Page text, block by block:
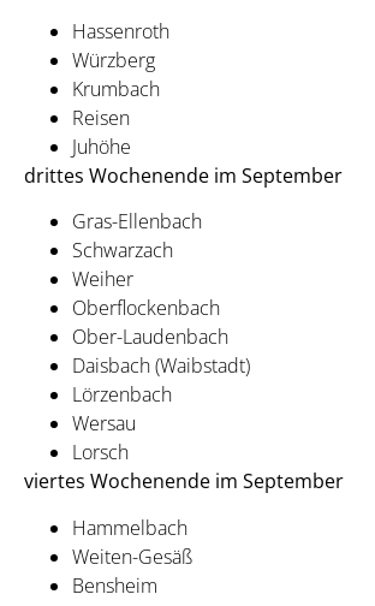
Hassenroth
Würzberg
Krumbach
Reisen
Juhöhe
drittes Wochenende im September
Gras-Ellenbach
Schwarzach
Weiher
Oberflockenbach
Ober-Laudenbach
Daisbach (Waibstadt)
Lörzenbach
Wersau
Lorsch
viertes Wochenende im September
Hammelbach
Weiten-Gesäß
Bensheim